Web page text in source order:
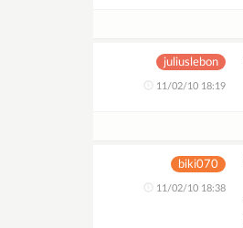
juliuslebon
11/02/10 18:19
biki070
11/02/10 18:38